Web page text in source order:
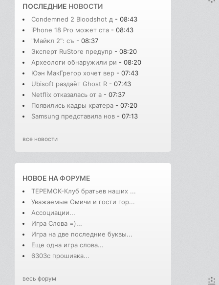
ПОСЛЕДНИЕ НОВОСТИ
Condemned 2 Bloodshot д - 08:43
iPhone 18 Pro может ста - 08:43
"Майкл 2": съ - 08:37
Эксперт RuStore предупр - 08:20
Археологи обнаружили ри - 08:20
Юэн МакГрегор хочет вер - 07:43
Ubisoft раздаёт Ghost R - 07:43
Netflix отказалась от а - 07:37
Появились кадры кратера - 07:20
Samsung представила нов - 07:13
все новости
НОВОЕ НАФОРУМЕ
ТЕРЕМОК-Клуб братьев наших ...
Уважаемые Омичи и гости гор...
Ассоциации...
Игра Слова =)...
Игра на две последние буквы...
Еще одна игра слова...
6303с прошивка...
весь форум